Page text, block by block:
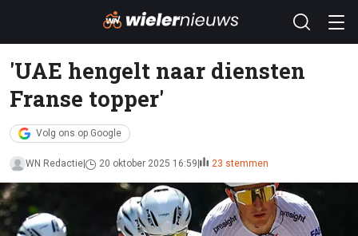
'UAE hengelt naar diensten
Franse topper'
Volg ons op Google
WN Redactie 20 oktober 2025 16:59 23 stemmen